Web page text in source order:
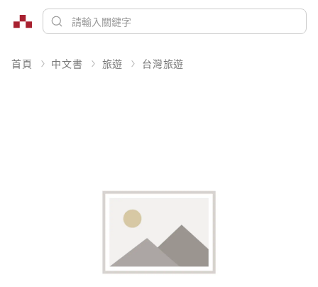
首頁 中文書 旅遊 台灣旅遊